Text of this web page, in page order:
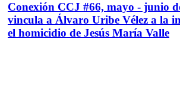
Conexión CCJ #66, mayo - junio
vincula a Álvaro Uribe Vélez a la
el homicidio de Jesús María Valle